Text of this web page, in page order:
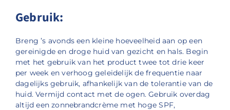
Gebruik:
Breng ’s avonds een kleine hoeveelheid aan op een
gereinigde en droge huid van gezicht en hals. Begin
met het gebruik van het product twee tot drie keer
per week en verhoog geleidelijk de frequentie naar
dagelijks gebruik, afhankelijk van de tolerantie van de
huid. Vermijd contact met de ogen. Gebruik overdag
altijd een zonnebrandcrème met hoge SPF,